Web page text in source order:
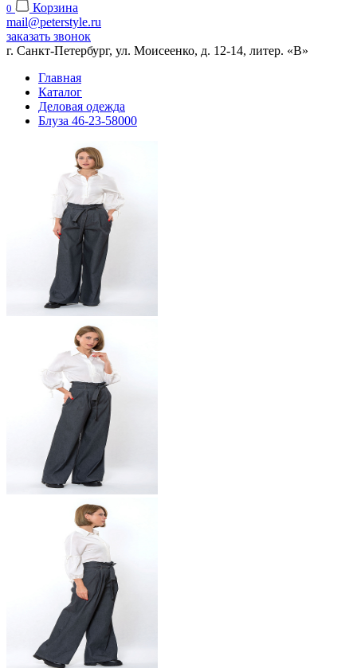
0
Корзина
mail@peterstyle.ru
заказать звонок
г. Санкт-Петербург, ул. Моисеенко, д. 12-14, литер. «В»
Главная
Каталог
Деловая одежда
Блуза 46-23-58000